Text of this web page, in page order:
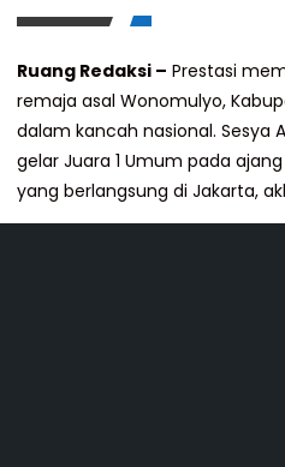
Ruang Redaksi – Prestasi
remaja asal Wonomulyo,
dalam kancah nasional. Sesya
gelar Juara 1 Umum pada
yang berlangsung di Jakarta,